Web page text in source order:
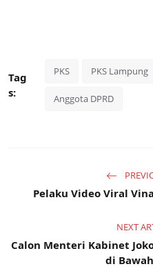
Tag
s:
PKS PKS Lampung
Anggota DPRD
Pelaku Video Viral
NEXT
Calon Menteri Kabinet
di